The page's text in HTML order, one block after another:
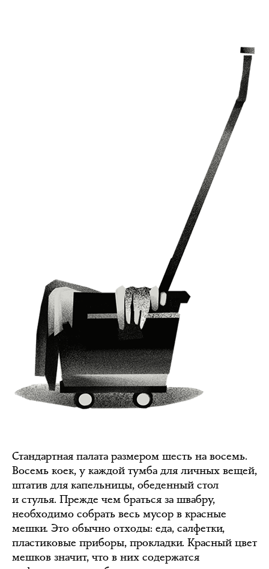
Стандартная палата размером шесть на восемь.
Восемь коек, у каждой тумба для личных вещей,
штатив для капельницы, обеденный стол
и стулья. Прежде чем браться за швабру,
необходимо собрать весь мусор в красные
мешки. Это обычно отходы: еда, салфетки,
пластиковые приборы, прокладки. Красный цвет
мешков значит, что в них содержатся